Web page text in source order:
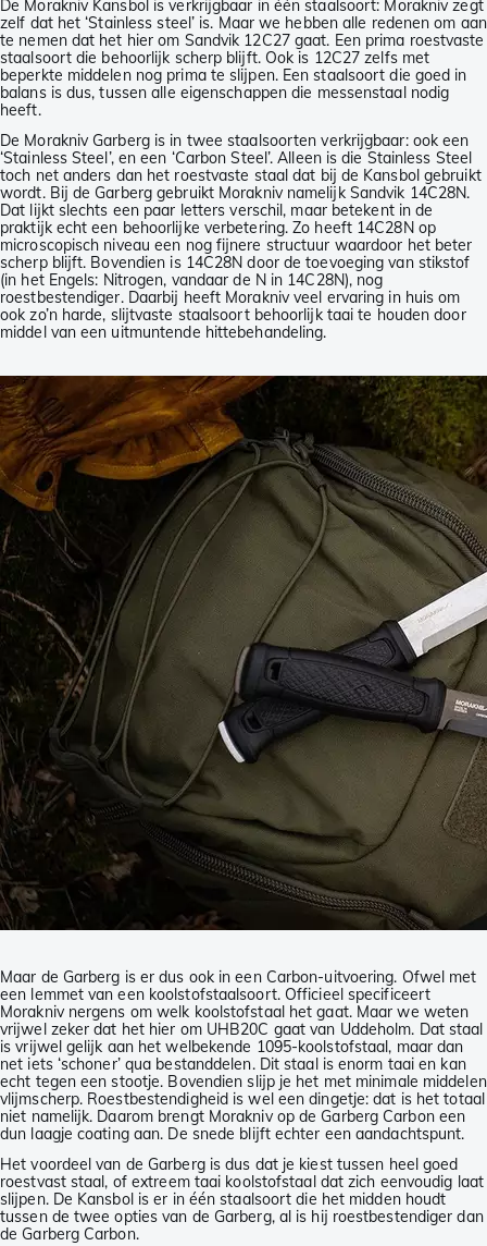
De Morakniv Kansbol is verkrijgbaar in één staalsoort: Morakniv zegt
zelf dat het ‘Stainless steel’ is. Maar we hebben alle redenen om aan
te nemen dat het hier om Sandvik 12C27 gaat. Een prima roestvaste
staalsoort die behoorlijk scherp blijft. Ook is 12C27 zelfs met
beperkte middelen nog prima te slijpen. Een staalsoort die goed in
balans is dus, tussen alle eigenschappen die messenstaal nodig
heeft.
De Morakniv Garberg is in twee staalsoorten verkrijgbaar: ook een
‘Stainless Steel’, en een ‘Carbon Steel’. Alleen is die Stainless Steel
toch net anders dan het roestvaste staal dat bij de Kansbol gebruikt
wordt. Bij de Garberg gebruikt Morakniv namelijk Sandvik 14C28N.
Dat lijkt slechts een paar letters verschil, maar betekent in de
praktijk echt een behoorlijke verbetering. Zo heeft 14C28N op
microscopisch niveau een nog fijnere structuur waardoor het beter
scherp blijft. Bovendien is 14C28N door de toevoeging van stikstof
(in het Engels: Nitrogen, vandaar de N in 14C28N), nog
roestbestendiger. Daarbij heeft Morakniv veel ervaring in huis om
ook zo’n harde, slijtvaste staalsoort behoorlijk taai te houden door
middel van een uitmuntende hittebehandeling.
Maar de Garberg is er dus ook in een Carbon-uitvoering. Ofwel met
een lemmet van een koolstofstaalsoort. Officieel specificeert
Morakniv nergens om welk koolstofstaal het gaat. Maar we weten
vrijwel zeker dat het hier om UHB20C gaat van Uddeholm. Dat staal
is vrijwel gelijk aan het welbekende 1095-koolstofstaal, maar dan
net iets ‘schoner’ qua bestanddelen. Dit staal is enorm taai en kan
echt tegen een stootje. Bovendien slijp je het met minimale middelen
vlijmscherp. Roestbestendigheid is wel een dingetje: dat is het totaal
niet namelijk. Daarom brengt Morakniv op de Garberg Carbon een
dun laagje coating aan. De snede blijft echter een aandachtspunt.
Het voordeel van de Garberg is dus dat je kiest tussen heel goed
roestvast staal, of extreem taai koolstofstaal dat zich eenvoudig laat
slijpen. De Kansbol is er in één staalsoort die het midden houdt
tussen de twee opties van de Garberg, al is hij roestbestendiger dan
de Garberg Carbon.